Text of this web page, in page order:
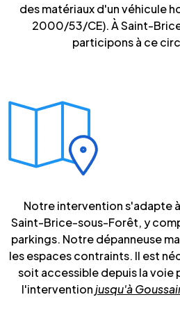
des matériaux d'un véhicule
2000/53/CE). À Saint-
participons à ce
Notre intervention s'adapte
Saint-Brice-sous-Forêt, y
parkings. Notre dépanneuse
les espaces contraints. Il est
soit accessible depuis la voie
l'interventionjusqu'à